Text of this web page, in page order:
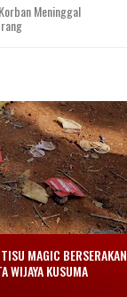
Meninggal
MAGIC BERSERAKAN
WIJAYA KUSUMA